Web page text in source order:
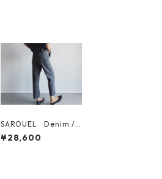
SAROUEL Denim /
サルエル デニム WB
25107-GREY
¥28,600